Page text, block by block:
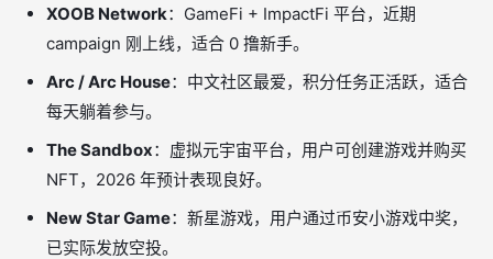
XOOB Network：GameFi + ImpactFi 平台，近期
campaign 刚上线，适合 0 撸新手。
Arc / Arc House：中文社区最爱，积分任务正活跃，适合
每天躺着参与。
The Sandbox：虚拟元宇宙平台，用户可创建游戏并购买
NFT，2026 年预计表现良好。
New Star Game：新星游戏，用户通过币安小游戏中奖，
已实际发放空投。